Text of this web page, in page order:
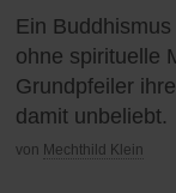
Ein
ohne spirituelle
Grundpfeiler
damit unbeliebt.
von Mechthild Klein